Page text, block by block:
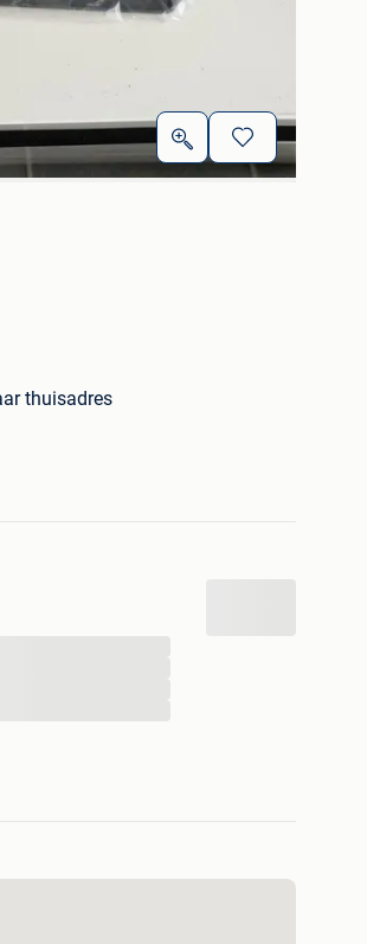
thuisadres
wordt bezorgd.